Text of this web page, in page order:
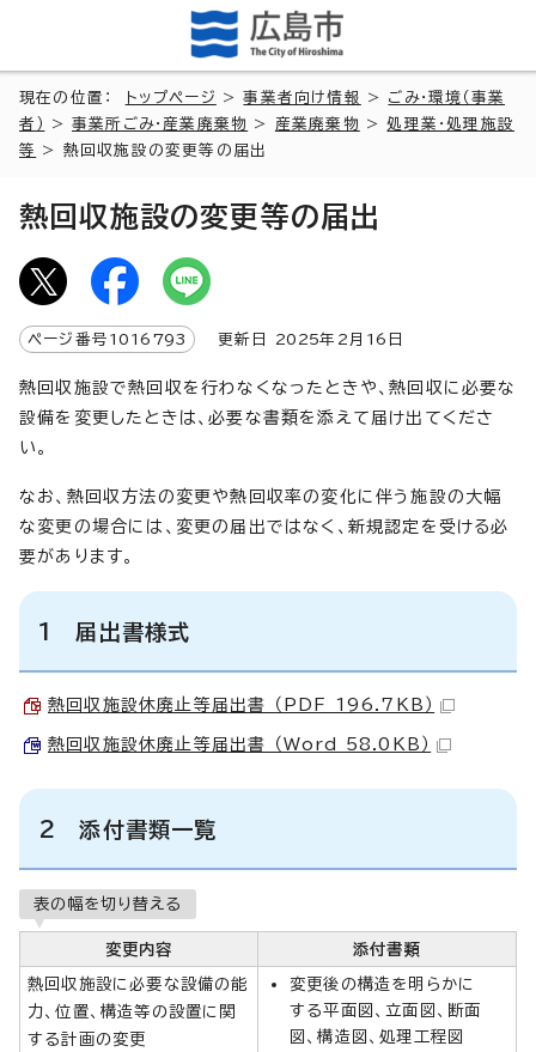
現在の位置： トップページ >事業者向け情報 > ごみ・環境（事業
者）
>事業所ごみ・産業廃棄物 > 産業廃棄物 >処理業・処理施設
等
> 熱回収施設の変更等の届出
熱回収施設の変更等の届出
ページ番号 1016793 更新日 2025年2月 16 日
熱回収施設で熱回収を行わなくなったときや、熱回収に必要な
設備を変更したときは、必要な書類を添えて届け出てくださ
い。
なお、熱回収方法の変更や熱回収率の変化に伴う施設の大幅
な変更の場合には、変更の届出ではなく、新規認定を受ける必
要があります。
1 届出書様式
熱回収施設休廃止等届出書 （PDF 196.7KB）
熱回収施設休廃止等届出書 （Word 58.0KB）
2 添付書類一覧
表の幅を切り替える
変更内容 添付書類
熱回収施設に必要な設備の能
力、位置、構造等の設置に関
する計画の変更
変更後の構造を明らかに
する平面図、立面図、断面
図、構造図、処理工程図